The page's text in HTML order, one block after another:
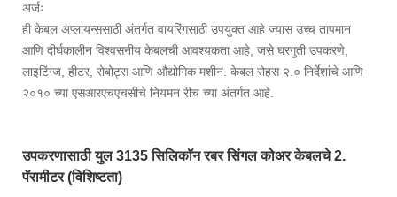
अर्जः
ही केबल अप्लायन्ससाठी अंतर्गत वायरिंगसाठी उपयुक्त आहे ज्यास उच्च तापमान
आणि दीर्घकालीन विश्वसनीय केबलची आवश्यकता आहे, जसे घरगुती उपकरणे,
लाइटिंग्ज, हीटर, रोबोट्स आणि औद्योगिक मशीन. केबल रोहस २.० निर्देशांचे आणि
२०१० च्या एसआरएचएचसीचे नियमन रीच च्या अंतर्गत आहे.
उपकरणासाठी युल 3135 सिलिकॉन रबर सिंगल कोअर केबलचे 2.
पॅरामीटर (विशिष्टता)